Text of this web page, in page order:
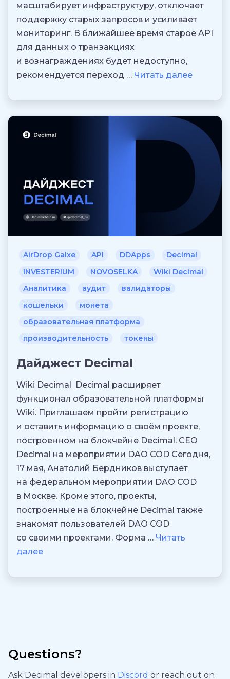
масштабирует инфраструктуру, отключает
поддержку старых запросов и усиливает
мониторинг. В ближайшее время старое API
для данных о транзакциях
и вознаграждениях будет недоступно,
рекомендуется переход … Читать далее
AirDrop Galxe API DDApps
Decimal
INVESTERIUM
NOVOSELKA
Wiki Decimal
Аналитика
аудит
валидаторы
кошельки
монета
образовательная платформа
производительность
токены
Дайджест Decimal
Wiki Decimal Decimal расширяет
функционал образовательной платформы
Wiki. Приглашаем пройти регистрацию
и оставить информацию о своём проекте,
построенном на блокчейне Decimal. CEO
Decimal на мероприятии DAO COD Сегодня,
17 мая, Анатолий Бердников выступает
на федеральном мероприятии DAO COD
в Москве. Кроме этого, проекты,
построенные на блокчейне Decimal также
знакомят пользователей DAO COD
со своими проектами. Форма … Читать
далее
Questions?
Ask Decimal developers in Discord or reach out on